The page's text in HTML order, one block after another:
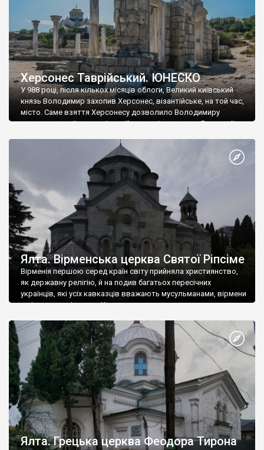
Херсонес Таврійський. ЮНЕСКО
У 988 році, після кількох місяців облоги, Великий київський
князь Володимир захопив Херсонес, візантійське, на той час,
місто. Саме взяття Херсонесу дозволило Володимиру
диктувати свої умови візантійському імператору Василю ІІ, та
Херсонесі Володимир-язичник, став Василем-християнином.
А потім було Хрещення Русі. На честь Херсонесу Таврійського
Ялта. Вірменська церква Святої Ріпсіме
Вірменія першою серед країн світу прийняла християнство,
як державну релігію, й на подив багатьох пересічних
українців, які усіх кавказців вважають мусульманами, вірмени
є відданими вірянами Христа
Ялта. Грецька церква Феодора Тирона